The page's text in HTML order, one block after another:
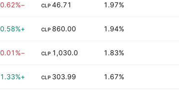
1.97%
46.71
CLP
−0.62%
1.94%
860.00
CLP
+0.58%
1.83%
1,030.0
CLP
−0.01%
1.67%
303.99
CLP
+1.33%